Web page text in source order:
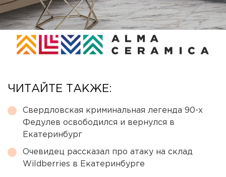
ЧИТАЙТЕ ТАКЖЕ:
Свердловская криминальная легенда 90-х
Федулев освободился и вернулся в
Екатеринбург
Очевидец рассказал про атаку на склад
Wildberries в Екатеринбурге